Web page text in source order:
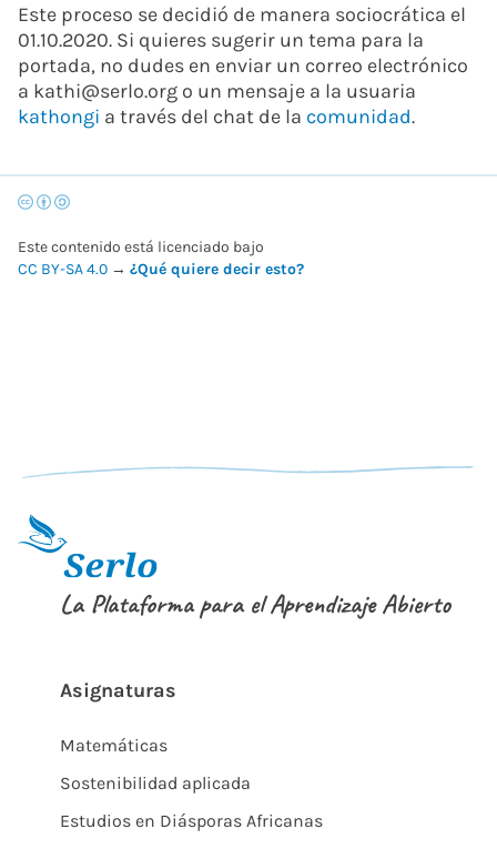
Este proceso se decidió de manera sociocrática el
01.10.2020. Si quieres sugerir un tema para la
portada, no dudes en enviar un correo electrónico
a kathi@serlo.org o un mensaje a la usuaria
kathongi a través del chat de la comunidad.
Este contenido está licenciado bajo
CC BY-SA 4.0 → ¿Qué quiere decir esto?
La Plataforma para el Aprendizaje Abierto
Asignaturas
Matemáticas
Sostenibilidad aplicada
Estudios en Diásporas Africanas